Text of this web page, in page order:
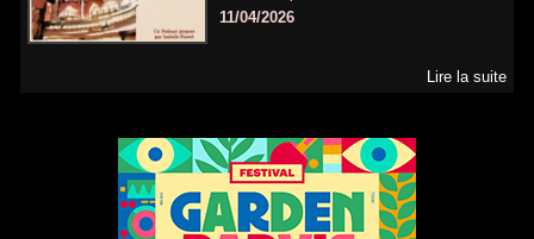
11/04/2026
Lire la suite